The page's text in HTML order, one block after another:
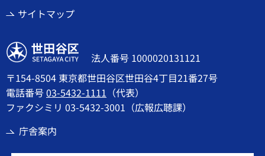
サイトマップ
世田谷区
法人番号 1000020131121
〒154-8504 東京都世田谷区世田谷4丁目21番27号
電話番号03-5432-1111 （代表）
ファクシミリ 03-5432-3001（広報広聴課）
庁舎案内